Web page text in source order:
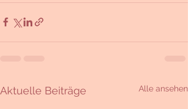
Aktuelle Beiträge Alle ansehen